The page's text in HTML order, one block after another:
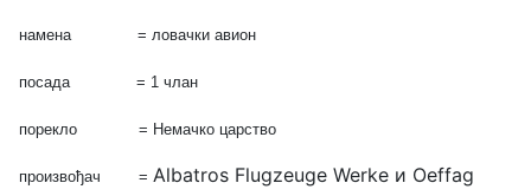
намена = ловачки авион
посада = 1 члан
порекло = Немачко царство
произвођач = Albatros Flugzeuge Werke и Oeffag